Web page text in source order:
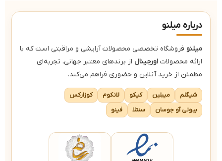
درباره میلنو
میلنو فروشگاه تخصصی محصولات آرایشی و مراقبتی است که با
ارائه محصولات اورجینال از برندهای معتبر جهانی، تجربه‌ای
مطمئن از خرید آنلاین و حضوری فراهم می‌کند.
شیگلم میبلین کیکو لانکوم
کوزارکس
بیوتی آو جوسان
سنتلا فینو